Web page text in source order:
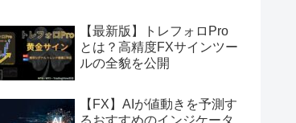
【最新版】トレフォロPro
とは？高精度FXサインツー
ルの全貌を公開
【FX】AIが値動きを予測す